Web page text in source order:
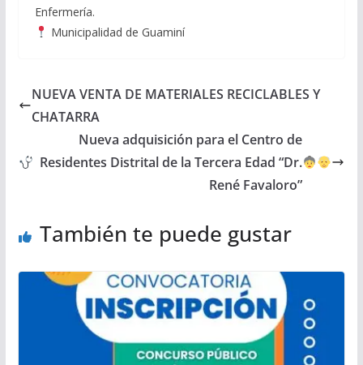
Enfermería.
Municipalidad de Guaminí
NUEVA VENTA DE MATERIALES RECICLABLES Y
CHATARRA
Nueva adquisición para el Centro de
Residentes Distrital de la Tercera Edad “Dr.
René Favaloro”
También te puede gustar